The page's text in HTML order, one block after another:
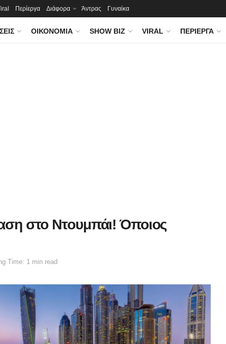
Περίεργα Διάφορα Άντρας Γυναίκα
ΟΙΚΟΝΟΜΊΑ SHOW BIZ VIRAL ΠΕΡΊΕΡΓΑ
στο Ντουμπάι! Όποιος
Time: 1 min read